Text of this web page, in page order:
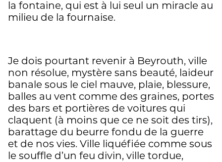
la fontaine, qui est à lui seul un miracle au
milieu de la fournaise.
Je dois pourtant revenir à Beyrouth, ville
non résolue, mystère sans beauté, laideur
banale sous le ciel mauve, plaie, blessure,
balles au vent comme des graines, portes
des bars et portières de voitures qui
claquent (à moins que ce ne soit des tirs),
barattage du beurre fondu de la guerre
et de nos vies. Ville liquéfiée comme sous
le souffle d’un feu divin, ville tordue,